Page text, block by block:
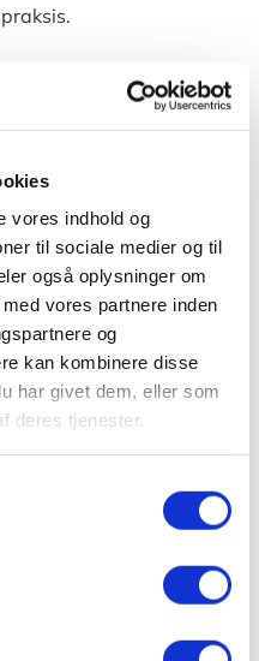
vores indhold og
til sociale medier og til
også oplysninger om
vores partnere inden
og
kan kombinere disse
har givet dem, eller som
deres tjenester.
i Ishøj
elbiler
% af kommunens
bliver skiftet ud
kører 12 ud af 14
er ellevilde